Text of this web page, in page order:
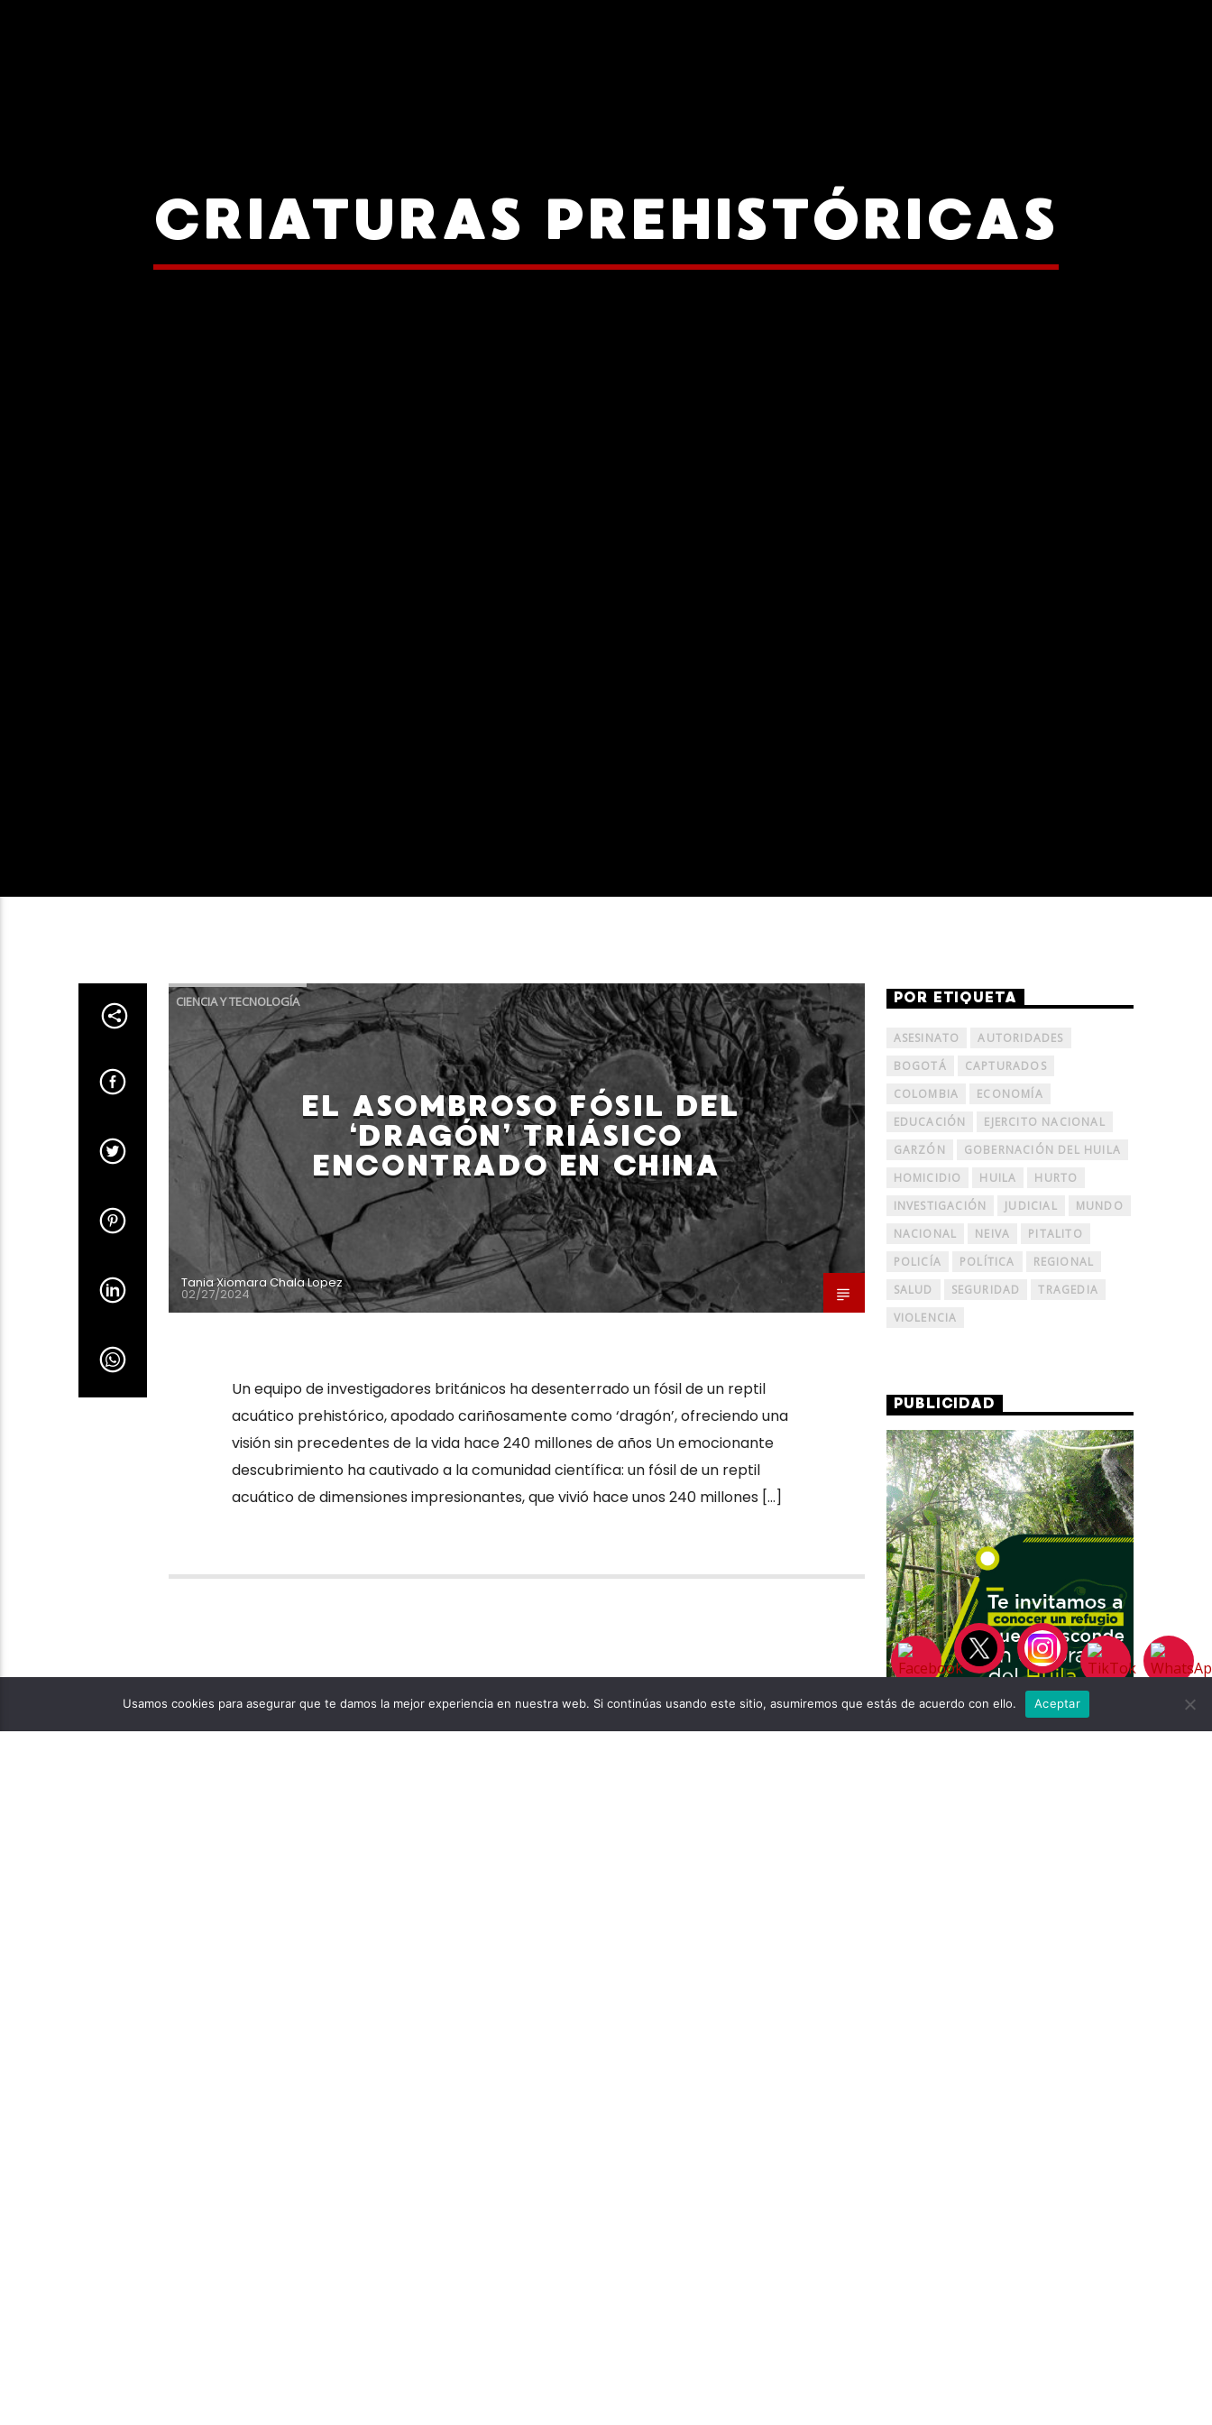
CRIATURAS PREHISTÓRICAS
CIENCIA Y TECNOLOGÍA
EL ASOMBROSO FÓSIL DEL
‘DRAGÓN’ TRIÁSICO
ENCONTRADO EN CHINA
Tania Xiomara Chala Lopez
02/27/2024
Un equipo de investigadores británicos ha desenterrado un fósil de un reptil
acuático prehistórico, apodado cariñosamente como ‘dragón’, ofreciendo una
visión sin precedentes de la vida hace 240 millones de años Un emocionante
descubrimiento ha cautivado a la comunidad científica: un fósil de un reptil
acuático de dimensiones impresionantes, que vivió hace unos 240 millones […]
POR ETIQUETA
ASESINATO
AUTORIDADES
BOGOTÁ
CAPTURADOS
COLOMBIA
ECONOMÍA
EDUCACIÓN
EJERCITO NACIONAL
GARZÓN
GOBERNACIÓN DEL HUILA
HOMICIDIO
HUILA
HURTO
INVESTIGACIÓN
JUDICIAL
MUNDO
NACIONAL
NEIVA
PITALITO
POLICÍA
POLÍTICA
REGIONAL
SALUD
SEGURIDAD
TRAGEDIA
VIOLENCIA
PUBLICIDAD
Usamos cookies para asegurar que te damos la mejor experiencia en nuestra web. Si continúas usando este sitio, asumiremos que estás de acuerdo con ello. Aceptar